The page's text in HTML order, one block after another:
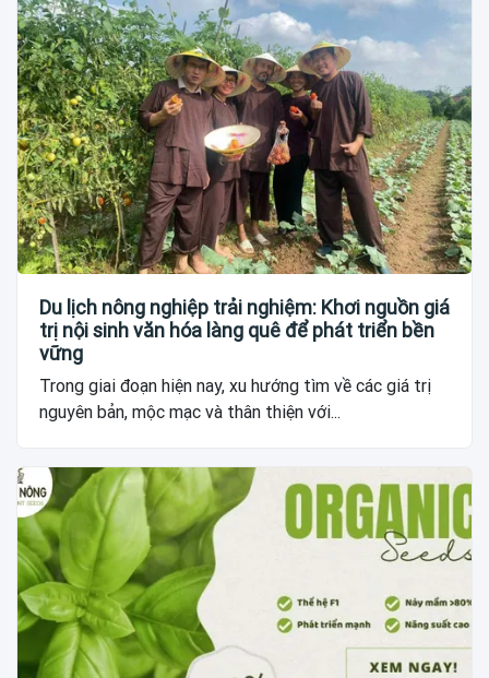
Du lịch nông nghiệp trải nghiệm: Khơi nguồn giá
trị nội sinh văn hóa làng quê để phát triển bền
vững
Trong giai đoạn hiện nay, xu hướng tìm về các giá trị
nguyên bản, mộc mạc và thân thiện với...